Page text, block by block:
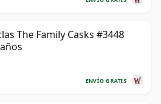
The Family Casks #3448
ENVÍO GRATIS